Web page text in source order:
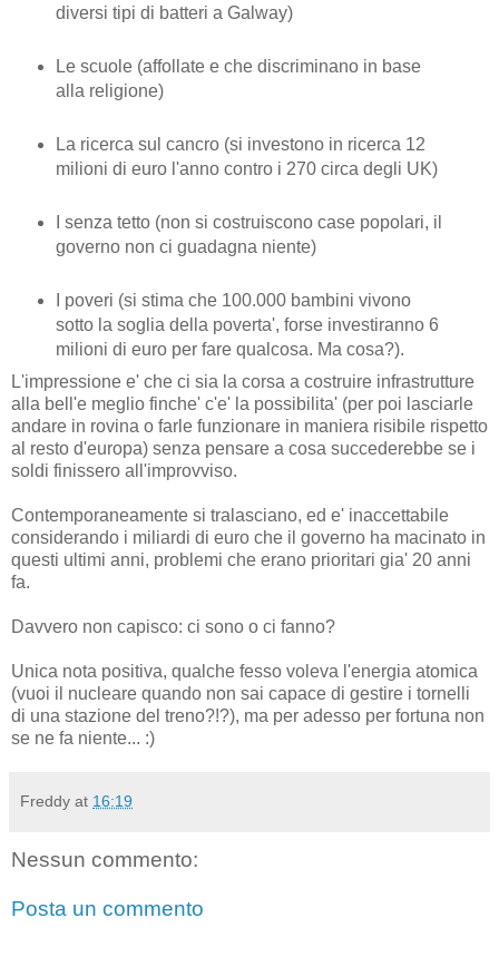
diversi tipi di batteri a Galway)
Le scuole (affollate e che discriminano in base
alla religione)
La ricerca sul cancro (si investono in ricerca 12
milioni di euro l'anno contro i 270 circa degli UK)
I senza tetto (non si costruiscono case popolari, il
governo non ci guadagna niente)
I poveri (si stima che 100.000 bambini vivono
sotto la soglia della poverta', forse investiranno 6
milioni di euro per fare qualcosa. Ma cosa?).
L'impressione e' che ci sia la corsa a costruire infrastrutture
alla bell'e meglio finche' c'e' la possibilita' (per poi lasciarle
andare in rovina o farle funzionare in maniera risibile rispetto
al resto d'europa) senza pensare a cosa succederebbe se i
soldi finissero all'improvviso.
Contemporaneamente si tralasciano, ed e' inaccettabile
considerando i miliardi di euro che il governo ha macinato in
questi ultimi anni, problemi che erano prioritari gia' 20 anni
fa.
Davvero non capisco: ci sono o ci fanno?
Unica nota positiva, qualche fesso voleva l'energia atomica
(vuoi il nucleare quando non sai capace di gestire i tornelli
di una stazione del treno?!?), ma per adesso per fortuna non
se ne fa niente... :)
Freddy at 16:19
Nessun commento:
Posta un commento